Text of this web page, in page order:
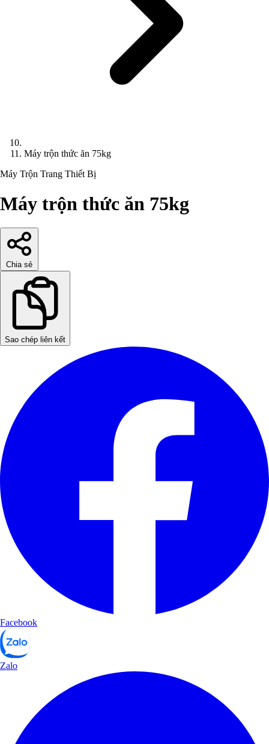
Máy trộn thức ăn 75kg
Máy Trộn Trang Thiết Bị
Máy trộn thức ăn 75kg
Chia sẻ
Sao chép liên kết
Facebook
Zalo